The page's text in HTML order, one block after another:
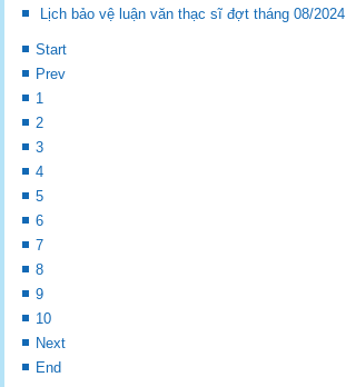
Lịch bảo vệ luận văn thạc sĩ đợt tháng 08/2024
Start
Prev
1
2
3
4
5
6
7
8
9
10
Next
End